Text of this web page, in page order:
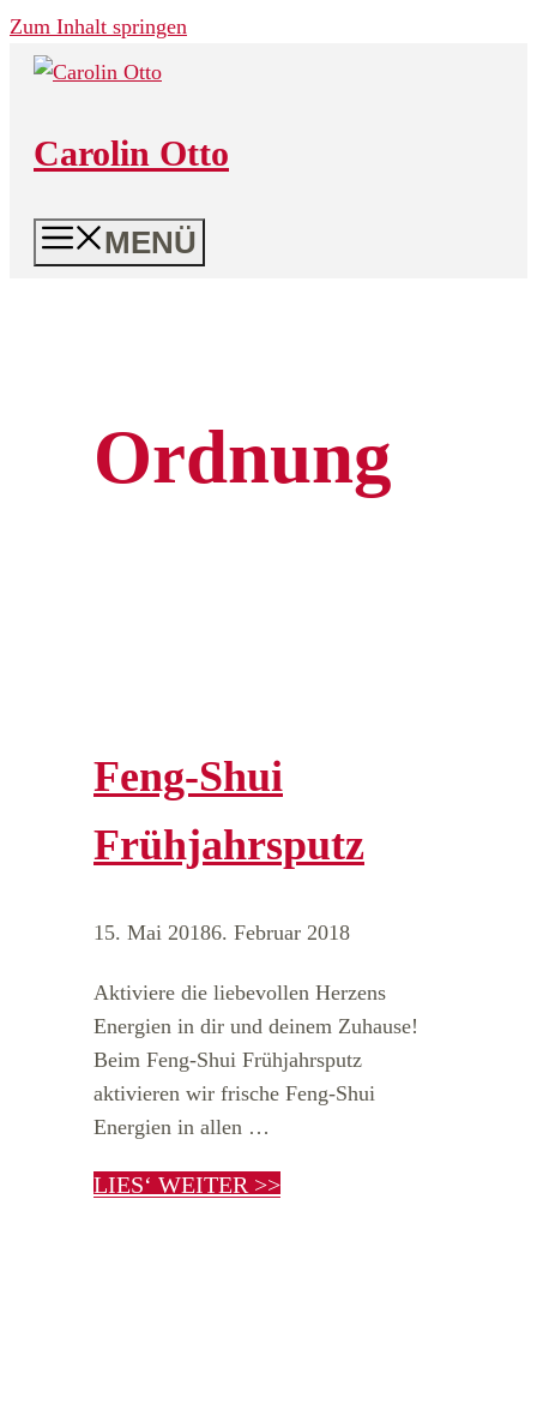
Zum Inhalt springen
Carolin Otto
MENÜ
Ordnung
Feng-Shui
Frühjahrsputz
15. Mai 20186. Februar 2018
Aktiviere die liebevollen Herzens
Energien in dir und deinem Zuhause!
Beim Feng-Shui Frühjahrsputz
aktivieren wir frische Feng-Shui
Energien in allen …
LIES‘ WEITER >>